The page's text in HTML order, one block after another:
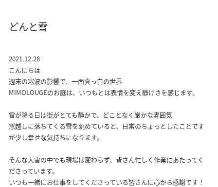
どんと雪
2021.12.28
こんにちは
週末の寒波の影響で、一面真っ白の世界
MIMOLOUGEのお庭は、いつもとは表情を変え静けさを感じます。
雪が降る日は街がとても静かで、どことなく厳かな雰囲気
窓越しに落ちてくる雪を眺めていると、日常のちょっとしたことです
が少し幸せな気持ちになります。
そんな大雪の中でも現場は変わらず、皆さん忙しく作業にあたってく
ださっています。
いつも一緒にお仕事をしてくださっている皆さんに心から感謝です！